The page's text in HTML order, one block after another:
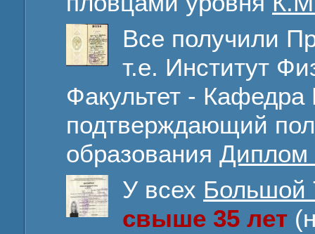
Все получили
т.е. Институт
Факультет -
подтверждающий
образования Диплом
У всех Большой
свыше 35 лет